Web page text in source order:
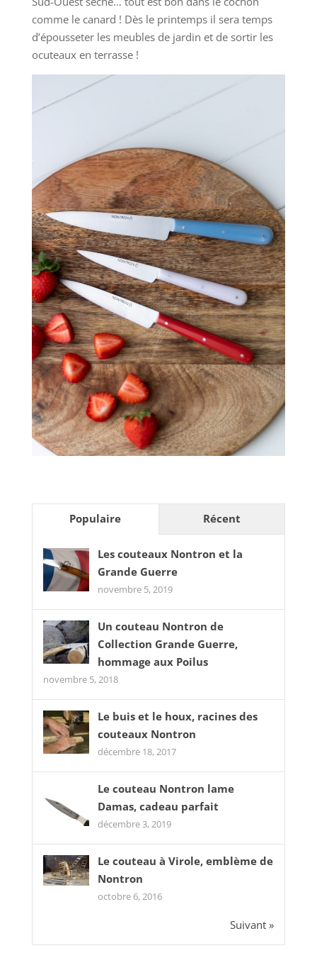
comme le canard ! Dès le printemps il sera temps
d’épousseter les meubles de jardin et de sortir les
ocuteaux en terrasse !
Populaire Récent
Les couteaux Nontron et la
Grande Guerre
novembre 5, 2019
Un couteau Nontron de
Collection Grande Guerre,
hommage aux Poilus
novembre 5, 2018
Le buis et le houx, racines des
couteaux Nontron
décembre 18, 2017
Le couteau Nontron lame
Damas, cadeau parfait
décembre 3, 2019
Le couteau à Virole, emblème de
Nontron
octobre 6, 2016
Suivant »